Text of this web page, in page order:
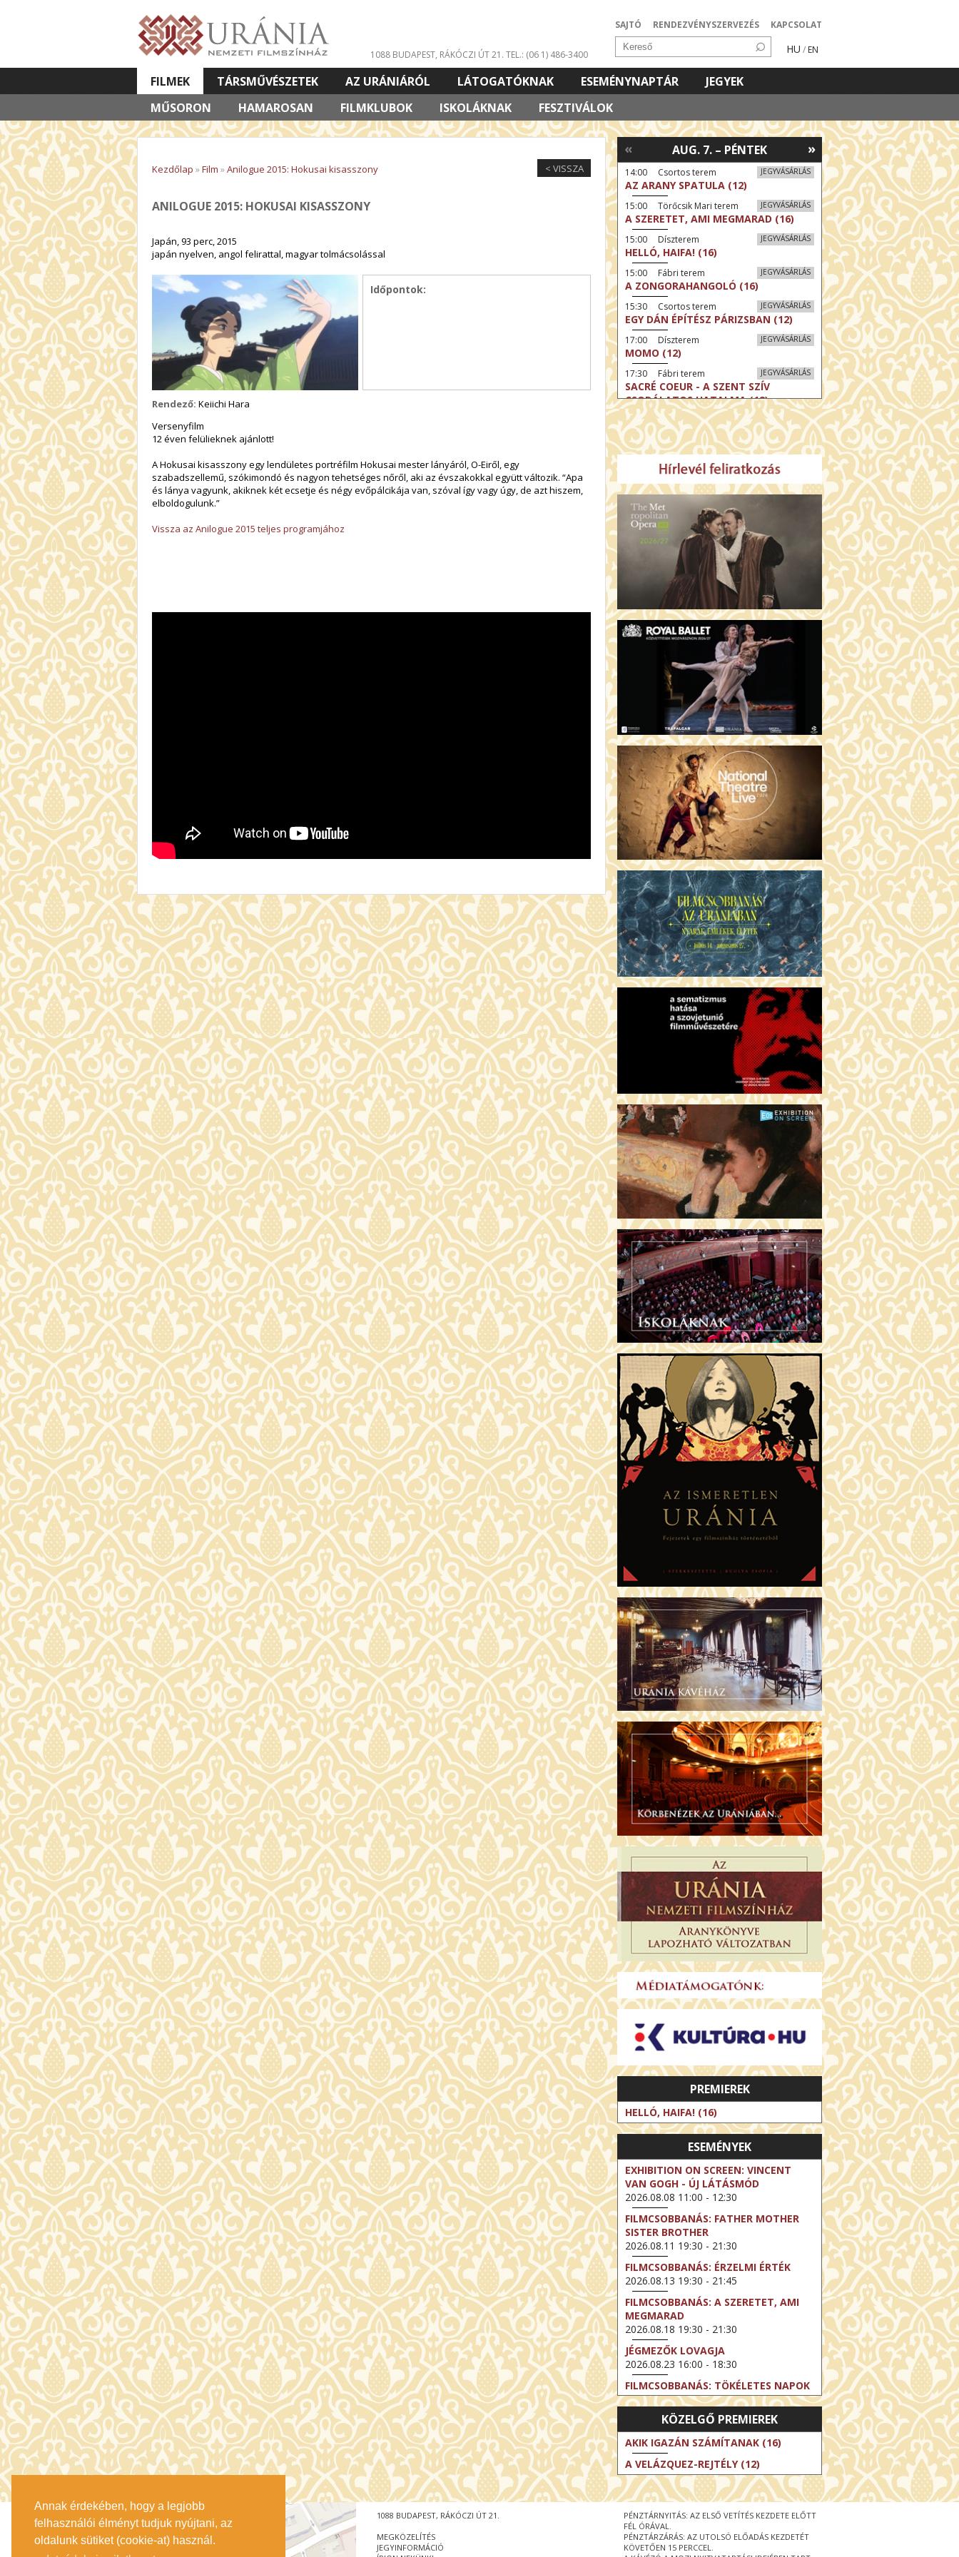
Annak érdekében, hogy a legjobb
felhasználói élményt tudjuk nyújtani, az
oldalunk sütiket (cookie-at) használ.
SAJTÓ RENDEZVÉNYSZERVEZÉS KAPCSOLAT
HU / EN
1088 BUDAPEST, RÁKÓCZI ÚT 21. TEL.: (06 1) 486-3400
FILMEK
MŰSORON
HAMAROSAN FILMKLUBOK ISKOLÁKNAK FESZTIVÁLOK
TÁRSMŰVÉSZETEK AZ URÁNIÁRÓL LÁTOGATÓKNAK ESEMÉNYNAPTÁR
JEGYEK
VETÍTETT KÉPES ELŐADÁSOK
< VISSZA
Kezdőlap »Film »Anilogue 2015: Hokusai kisasszony
ANILOGUE 2015: HOKUSAI KISASSZONY
Japán, 93 perc, 2015
japán nyelven, angol felirattal, magyar tolmácsolással
Időpontok:
Rendező: Keiichi Hara
Versenyfilm
12 éven felülieknek ajánlott!
A Hokusai kisasszony egy lendületes portréfilm Hokusai mester lányáról, O-Eiről, egy
szabadszellemű, szókimondó és nagyon tehetséges nőről, aki az évszakokkal együtt változik. “Apa
és lánya vagyunk, akiknek két ecsetje és négy evőpálcikája van, szóval így vagy úgy, de azt hiszem,
elboldogulunk.”
Vissza az Anilogue 2015 teljes programjához
»
AUG. 7. – PÉNTEK
«
JEGYVÁSÁRLÁS
14:00 Csortos terem
AZ ARANY SPATULA (12)
JEGYVÁSÁRLÁS
15:00 Törőcsik Mari terem
A SZERETET, AMI MEGMARAD (16)
JEGYVÁSÁRLÁS
15:00 Díszterem
HELLÓ, HAIFA! (16)
JEGYVÁSÁRLÁS
15:00 Fábri terem
A ZONGORAHANGOLÓ (16)
JEGYVÁSÁRLÁS
15:30 Csortos terem
EGY DÁN ÉPÍTÉSZ PÁRIZSBAN (12)
JEGYVÁSÁRLÁS
17:00 Díszterem
MOMO (12)
JEGYVÁSÁRLÁS
17:30 Fábri terem
SACRÉ COEUR - A SZENT SZÍV
CSODÁLATOS HATALMA (12)
JEGYVÁSÁRLÁS
17:30 Törőcsik Mari terem
SZERELMEM, MAROKKÓ (16)
JEGYVÁSÁRLÁS
17:30 Csortos terem
MOHÁCS – VILÁGOK HARCA (12)
JEGYVÁSÁRLÁS
19:00 Díszterem
ODÜSSZEIA (16)
19:30 Csortos terem
MEGHÍVÁS (16)
JEGYVÁSÁRLÁS
19:30 Fábri terem
KESERŰ KARÁCSONY (16)
JEGYVÁSÁRLÁS
20:00 Törőcsik Mari terem
AZ IDEGEN (16)
PREMIEREK
HELLÓ, HAIFA! (16)
ESEMÉNYEK
EXHIBITION ON SCREEN: VINCENT
VAN GOGH - ÚJ LÁTÁSMÓD
2026.08.08 11:00 - 12:30
FILMCSOBBANÁS: FATHER MOTHER
SISTER BROTHER
2026.08.11 19:30 - 21:30
FILMCSOBBANÁS: ÉRZELMI ÉRTÉK
2026.08.13 19:30 - 21:45
FILMCSOBBANÁS: A SZERETET, AMI
MEGMARAD
2026.08.18 19:30 - 21:30
JÉGMEZŐK LOVAGJA
2026.08.23 16:00 - 18:30
FILMCSOBBANÁS: TÖKÉLETES NAPOK
2026.08.25 19:30 - 21:45
FILMCSOBBANÁS: IFJÚSÁG
2026.08.27 19:30 - 21:30
EXHIBITION ON SCREEN: VINCENT
VAN GOGH - ÚJ LÁTÁSMÓD
2026.08.30 11:00 - 12:30
NT LIVE / DAVID IRELAND: THE FIFTH
STEP
2026.09.01 19:00 - 21:00
BERLIN ELESTE
KÖZELGŐ PREMIEREK
AKIK IGAZÁN SZÁMÍTANAK (16)
A VELÁZQUEZ-REJTÉLY (12)
PÉNZTÁRNYITÁS: AZ ELSŐ VETÍTÉS KEZDETE ELŐTT
FÉL ÓRÁVAL.
PÉNZTÁRZÁRÁS: AZ UTOLSÓ ELŐADÁS KEZDETÉT
KÖVETŐEN 15 PERCCEL.
1088 BUDAPEST, RÁKÓCZI ÚT 21.
MEGKÖZELÍTÉS
JEGYINFORMÁCIÓ